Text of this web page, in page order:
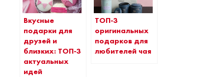
Вкусные
подарки для
друзей и
близких: ТОП-3
актуальных
идей
ТОП-3
оригинальных
подарков для
любителей чая